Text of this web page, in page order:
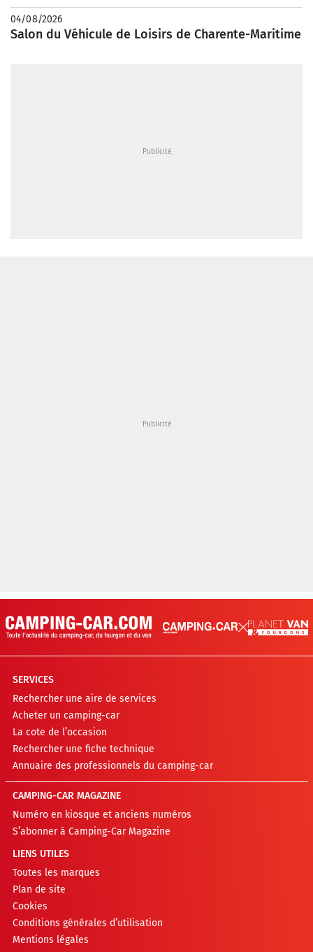
04/08/2026
Salon du Véhicule de Loisirs de Charente-Maritime
SERVICES
Rechercher une aire de services
Acheter un camping-car
La cote de l’occasion
Rechercher une fiche technique
Annuaire des professionnels du camping-car
CAMPING-CAR MAGAZINE
Numéro en kiosque et anciens numéros
S’abonner à Camping-Car Magazine
LIENS UTILES
Toutes les marques
Plan de site
Cookies
Conditions générales d’utilisation
Mentions légales